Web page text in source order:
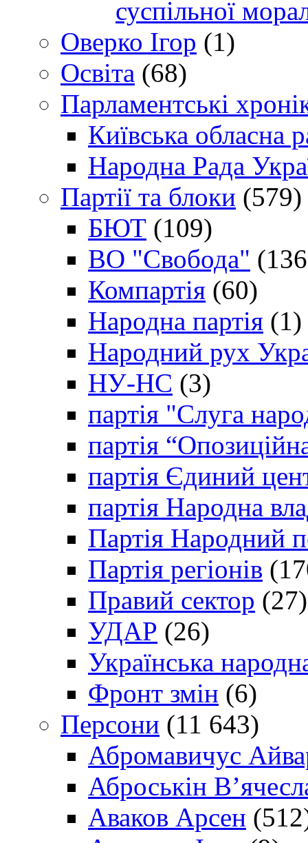
суспільної
Оверко Ігор (1)
Освіта (68)
Парламентські
Київська обласна
Народна Рада
Партії та блоки (579)
БЮТ (109)
ВО "Свобода"
Компартія (60)
Народна партія (1)
Народний рух
НУ-НС (3)
партія "Слуга
партія
партія Єдиний
партія Народна
Партія Народний
Партія регіонів
Правий сектор (27)
УДАР (26)
Українська
Фронт змін (6)
Персони (11 643)
Абромавичус
Аброськін
Аваков Арсен